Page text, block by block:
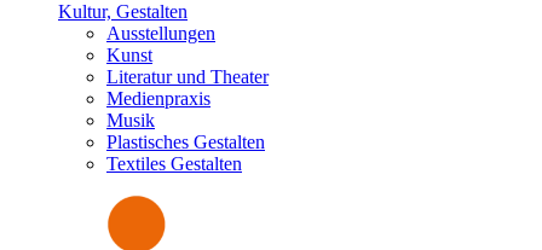
Kultur, Gestalten
Ausstellungen
Kunst
Literatur und Theater
Medienpraxis
Musik
Plastisches Gestalten
Textiles Gestalten